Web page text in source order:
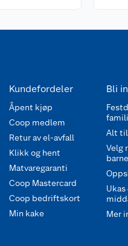
Kundefordeler
Åpent kjøp
Coop medlem
Retur av el-avfall
Klikk og hent
Matvaregaranti
Coop Mastercard
Coop bedriftskort
Min kake
Bli
Alt til
Velg
Ukas
Mer